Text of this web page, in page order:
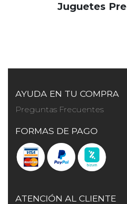
Juguetes
AYUDA EN TU COMPRA
Preguntas Frecuentes
FORMAS DE PAGO
ATENCIÓN AL CLIENTE